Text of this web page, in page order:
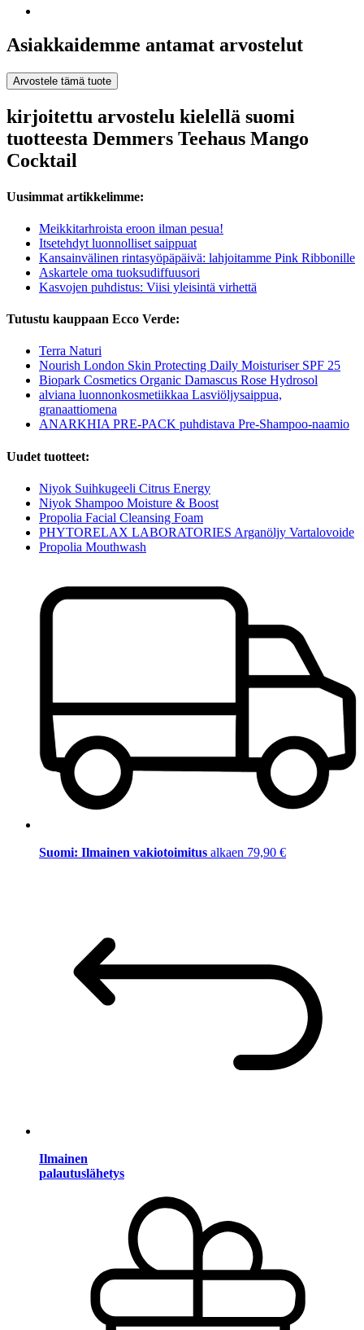
Asiakkaidemme antamat arvostelut
Arvostele tämä tuote
kirjoitettu arvostelu kielellä suomi
tuotteesta Demmers Teehaus Mango
Cocktail
Uusimmat artikkelimme:
Meikkitarhroista eroon ilman pesua!
Itsetehdyt luonnolliset saippuat
Kansainvälinen rintasyöpäpäivä: lahjoitamme Pink Ribbonille
Askartele oma tuoksudiffuusori
Kasvojen puhdistus: Viisi yleisintä virhettä
Tutustu kauppaan Ecco Verde:
Terra Naturi
Nourish London Skin Protecting Daily Moisturiser SPF 25
Biopark Cosmetics Organic Damascus Rose Hydrosol
alviana luonnonkosmetiikkaa Lasviöljysaippua,
granaattiomena
ANARKHIA PRE-PACK puhdistava Pre-Shampoo-naamio
Uudet tuotteet:
Niyok Suihkugeeli Citrus Energy
Niyok Shampoo Moisture & Boost
Propolia Facial Cleansing Foam
PHYTORELAX LABORATORIES Arganöljy Vartalovoide
Propolia Mouthwash
Suomi: Ilmainen vakiotoimitus alkaen 79,90 €
Ilmainen
palautuslähetys